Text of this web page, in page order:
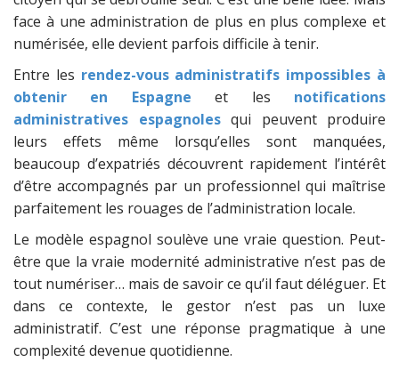
face à une administration de plus en plus complexe et
numérisée, elle devient parfois difficile à tenir.
Entre les rendez-vous administratifs impossibles à
obtenir en Espagne et les notifications
administratives espagnoles qui peuvent produire
leurs effets même lorsqu’elles sont manquées,
beaucoup d’expatriés découvrent rapidement l’intérêt
d’être accompagnés par un professionnel qui maîtrise
parfaitement les rouages de l’administration locale.
Le modèle espagnol soulève une vraie question. Peut-
être que la vraie modernité administrative n’est pas de
tout numériser… mais de savoir ce qu’il faut déléguer. Et
dans ce contexte, le gestor n’est pas un luxe
administratif. C’est une réponse pragmatique à une
complexité devenue quotidienne.